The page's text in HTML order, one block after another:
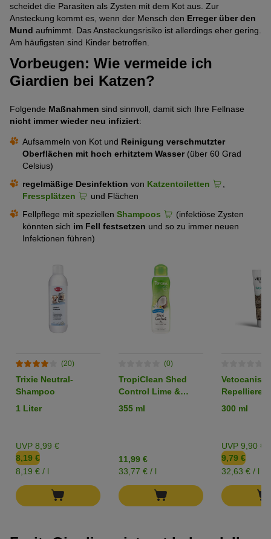
scheidet die Parasiten als Zysten mit dem Kot aus. Zur
Ansteckung kommt es, wenn der Mensch den Erreger über den
Mund aufnimmt. Das Ansteckungsrisiko ist allerdings eher gering.
Am häufigsten sind Kinder betroffen.
Vorbeugen: Wie vermeide ich
Giardien bei Katzen?
Folgende Maßnahmen sind sinnvoll, damit sich Ihre Fellnase
nicht immer wieder neu infiziert:
Aufsammeln von Kot und Reinigung verschmutzter
Oberflächen mit hoch erhitztem Wasser(über 60 Grad
Celsius)
regelmäßige Desinfektion von Katzentoiletten
Fressplätzen
und Flächen
Fellpflege mit speziellen Shampoos
(infektiöse Zysten
könnten sich im Fell festsetzen und so zu immer neuen
Infektionen führen)
(20)
Trixie Neutral-
Shampoo
1 Liter
UVP 8,99 €
8,19 €
8,19 € / l
(0)
TropiClean Shed
Control Lime &
Cocoa Shampoo
355 ml
11,99 €
33,77 € / l
Vetocanis
Floh- und
300 ml
UVP 9,90 €
9,79 €
32,63 € / l